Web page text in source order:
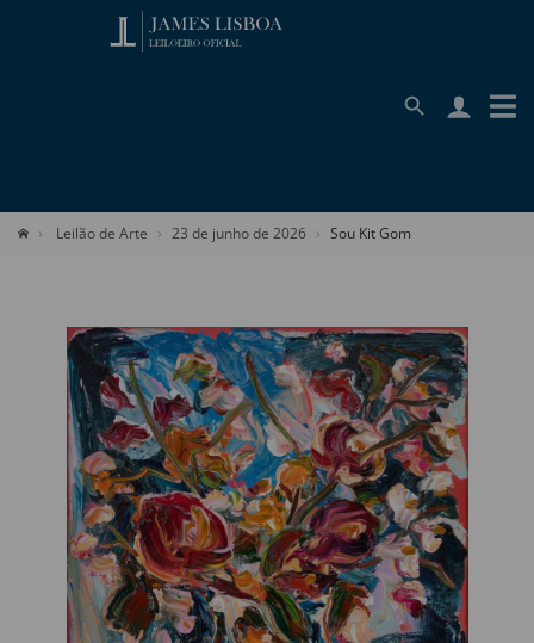
Leilão de Arte 23 de junho de 2026 Sou Kit Gom